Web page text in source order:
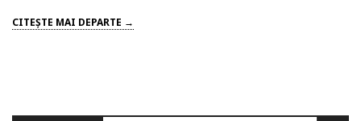
CITEŞTE MAI DEPARTE →